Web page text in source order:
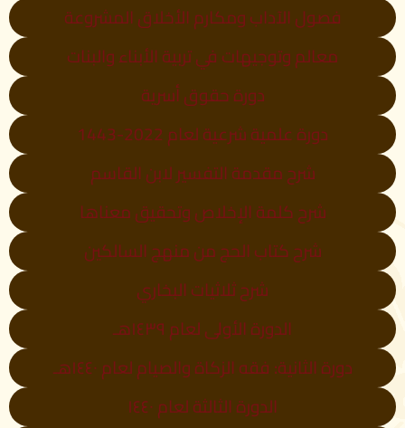
فصول الآداب ومكارم الأخلاق المشروعة
معالم وتوجيهات في تربية الأبناء والبنات
دورة حقوق أسرية
دورة علمية شرعية لعام 2022-1443
شرح مقدمة التفسير لابن القاسم
شرح كلمة الإخلاص وتحقيق معناها
شرح كتاب الحج من منهج السالكين
شرح ثلاثيات البخاري
الدورة الأولى لعام ١٤٣٩هـ
دورة الثانية: فقه الزكاة والصيام لعام ١٤٤٠هـ
الدورة الثالثة لعام ١٤٤٠